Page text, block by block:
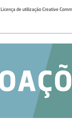
Licença de utilização Creative